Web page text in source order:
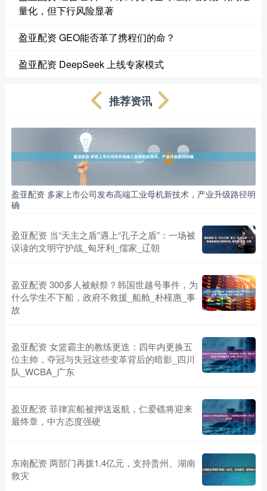
量化，但下行风险显著
盈亚配资 GEO能否革了携程们的命？
盈亚配资 DeepSeek 上线专家模式
推荐资讯
盈亚配资 多家上市公司发布高端工业母机新技术，产业升级路径明
确
盈亚配资 当“天主之盾”遇上“孔子之盾”：一场被
误读的文明守护战_匈牙利_儒家_辽朝
盈亚配资 300多人被献祭？韩国世越号事件，为
什么学生不下船，政府不救援_船舱_朴槿惠_事
故
盈亚配资 女篮霸主的教练更迭：四年内更换五
位主帅，夺冠与失冠这些变革背后的暗影_四川
队_WCBA_广东
盈亚配资 菲律宾船被押送返航，仁爱礁将迎来
最终章，中方态度强硬
东南配资 两部门再拨1.4亿元，支持贵州、湖南
救灾